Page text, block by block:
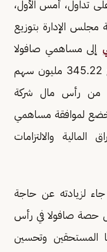
تداول، أمس الأول،
مجلس الإدارة بتوزيع
إلى مساهمي صافولا
المستحقين كتوزيع عيني، والتي تبلغ 345.22 مليون سهم
تمثل ما نسبته 34.52% من رأس مال شركة
لموافقة مساهمي
والالتزامات
لزيادته عن حاجة
حصة صافولا في رأس
المستحقين وتحسين